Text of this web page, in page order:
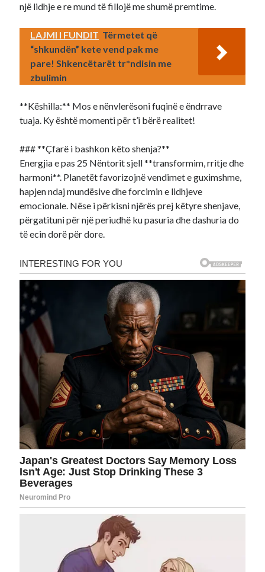
një lidhje e re mund të fillojë me shumë premtime.
LAJMI I FUNDIT Tërmetet që
“shkundën” kete vend pak me
pare! Shkencëtarët tr*ndisin me
zbulimin
**Këshilla:** Mos e nënvlerësoni fuqinë e ëndrrave
tuaja. Ky është momenti për t’i bërë realitet!
### **Çfarë i bashkon këto shenja?**
Energjia e pas 25 Nëntorit sjell **transformim, rritje dhe
harmoni**. Planetët favorizojnë vendimet e guximshme,
hapjen ndaj mundësive dhe forcimin e lidhjeve
emocionale. Nëse i përkisni njërës prej këtyre shenjave,
përgatituni për një periudhë ku pasuria dhe dashuria do
të ecin dorë për dore.